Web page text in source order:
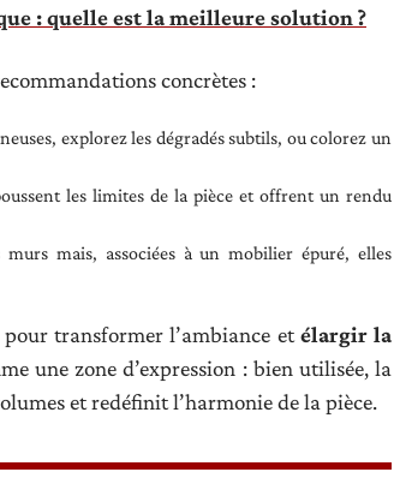
: quelle est la meilleure solution ?
concrètes :
explorez les dégradés subtils, ou colorez un
les limites de la pièce et offrent un rendu
mais, associées à un mobilier épuré, elles
transformer l’ambiance etélargir la
une zone d’expression : bien utilisée, la
et redéfinit l’harmonie de la pièce.